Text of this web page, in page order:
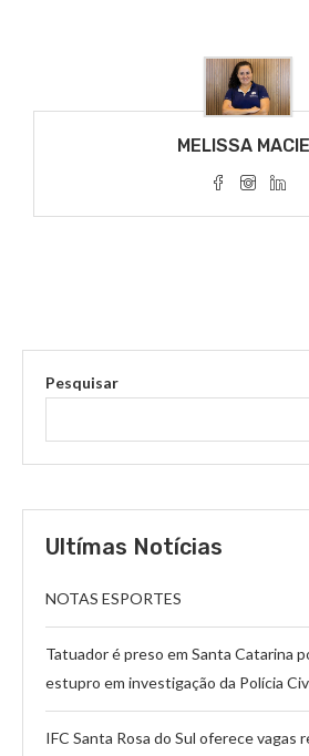
MELISSA
Pesquisar
Ultímas Notícias
NOTAS ESPORTES
Tatuador é preso em Santa Catarina
estupro em investigação da Polícia
IFC Santa Rosa do Sul oferece vagas